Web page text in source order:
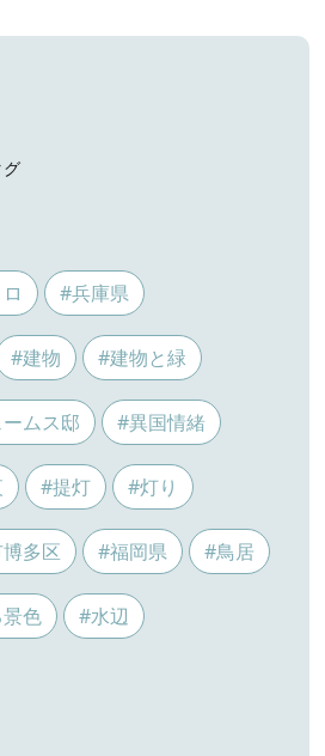
#兵庫県
#建物 #建物と緑
ムス邸 #異国情緒
#提灯 #灯り
多区 #福岡県 #鳥居
色 #水辺